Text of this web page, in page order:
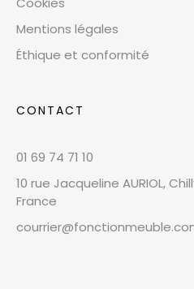
Mentions légales
Éthique et conformité
CONTACT
01 69 74 71 10
10 rue Jacqueline AURIOL,
France